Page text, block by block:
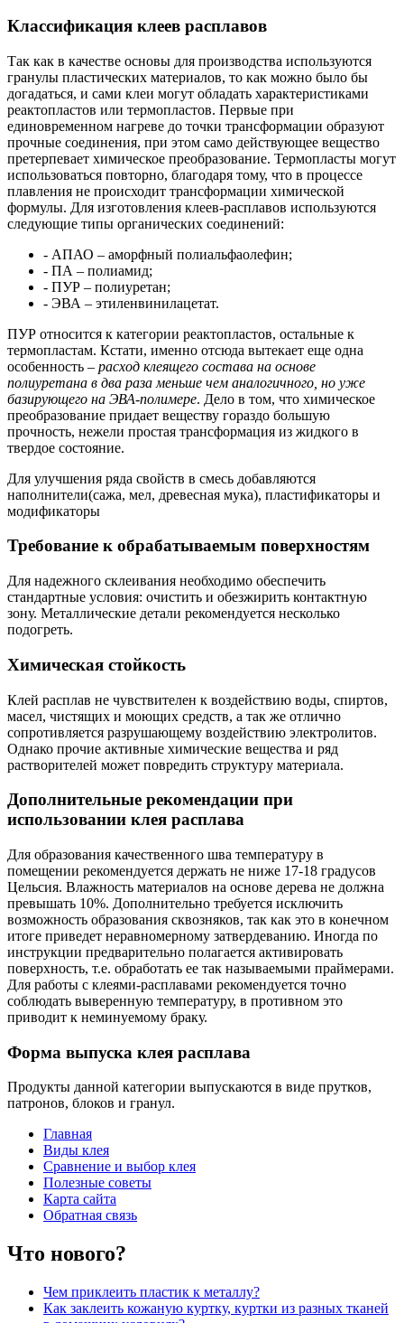
Классификация клеев расплавов
Так как в качестве основы для производства используются
гранулы пластических материалов, то как можно было бы
догадаться, и сами клеи могут обладать характеристиками
реактопластов или термопластов. Первые при
единовременном нагреве до точки трансформации образуют
прочные соединения, при этом само действующее вещество
претерпевает химическое преобразование. Термопласты могут
использоваться повторно, благодаря тому, что в процессе
плавления не происходит трансформации химической
формулы. Для изготовления клеев-расплавов используются
следующие типы органических соединений:
- АПАО – аморфный полиальфаолефин;
- ПА – полиамид;
- ПУР – полиуретан;
- ЭВА – этиленвинилацетат.
ПУР относится к категории реактопластов, остальные к
термопластам. Кстати, именно отсюда вытекает еще одна
особенность – расход клеящего состава на основе
полиуретана в два раза меньше чем аналогичного, но уже
базирующего на ЭВА-полимере. Дело в том, что химическое
преобразование придает веществу гораздо большую
прочность, нежели простая трансформация из жидкого в
твердое состояние.
Для улучшения ряда свойств в смесь добавляются
наполнители(сажа, мел, древесная мука), пластификаторы и
модификаторы
Требование к обрабатываемым поверхностям
Для надежного склеивания необходимо обеспечить
стандартные условия: очистить и обезжирить контактную
зону. Металлические детали рекомендуется несколько
подогреть.
Химическая стойкость
Клей расплав не чувствителен к воздействию воды, спиртов,
масел, чистящих и моющих средств, а так же отлично
сопротивляется разрушающему воздействию электролитов.
Однако прочие активные химические вещества и ряд
растворителей может повредить структуру материала.
Дополнительные рекомендации при
использовании клея расплава
Для образования качественного шва температуру в
помещении рекомендуется держать не ниже 17-18 градусов
Цельсия. Влажность материалов на основе дерева не должна
превышать 10%. Дополнительно требуется исключить
возможность образования сквозняков, так как это в конечном
итоге приведет неравномерному затвердеванию. Иногда по
инструкции предварительно полагается активировать
поверхность, т.е. обработать ее так называемыми праймерами.
Для работы с клеями-расплавами рекомендуется точно
соблюдать выверенную температуру, в противном это
приводит к неминуемому браку.
Форма выпуска клея расплава
Продукты данной категории выпускаются в виде прутков,
патронов, блоков и гранул.
Главная
Виды клея
Сравнение и выбор клея
Полезные советы
Карта сайта
Обратная связь
Что нового?
Чем приклеить пластик к металлу?
Как заклеить кожаную куртку, куртки из разных тканей